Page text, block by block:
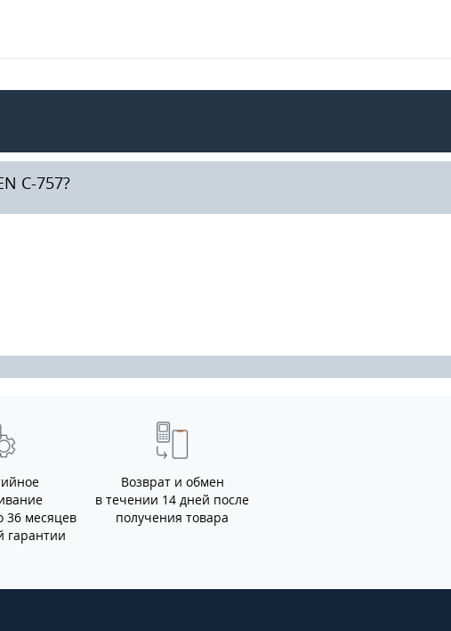
С-757?
36 месяцев
гарантии
Возврат и обмен
в течении 14 дней после
получения товара